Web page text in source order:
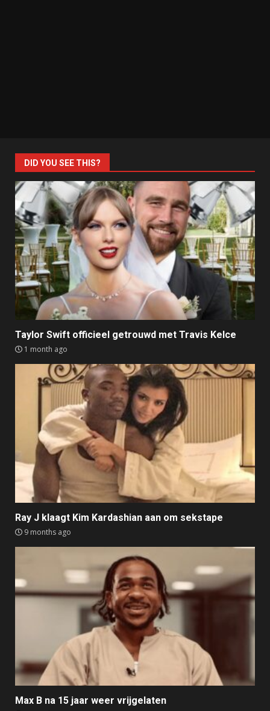
DID YOU SEE THIS?
Taylor Swift officieel getrouwd met Travis Kelce
1 month ago
Ray J klaagt Kim Kardashian aan om sekstape
9 months ago
Max B na 15 jaar weer vrijgelaten